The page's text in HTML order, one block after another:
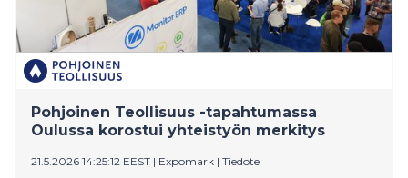
Pohjoinen Teollisuus -tapahtumassa
Oulussa korostui yhteistyön merkitys
21.5.2026 14:25:12 EEST | Expomark | Tiedote